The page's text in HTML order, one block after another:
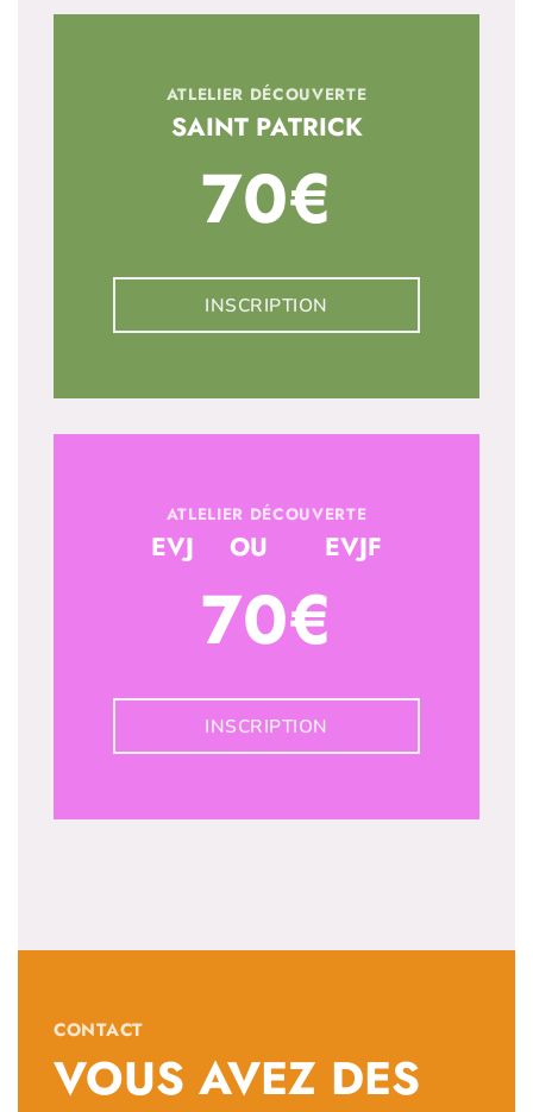
ATLELIER DÉCOUVERTE
SAINT PATRICK
70€
INSCRIPTION
ATLELIER DÉCOUVERTE
EVJ OU EVJF
70€
INSCRIPTION
CONTACT
VOUS AVEZ DES